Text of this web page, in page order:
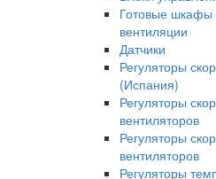
Готовые шкафы
вентиляции
Датчики
Регуляторы
(Испания)
Регуляторы
вентиляторов
Регуляторы
вентиляторов
Регуляторы